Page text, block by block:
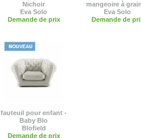
Nichoir
Eva Solo
Demande de prix
mangeoire à
Eva Solo
Demande de
fauteuil pour enfant -
Baby Blo
Blofield
Demande de prix